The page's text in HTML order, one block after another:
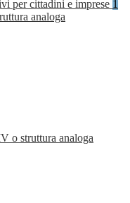
per cittadini e imprese 1
analoga
o struttura analoga